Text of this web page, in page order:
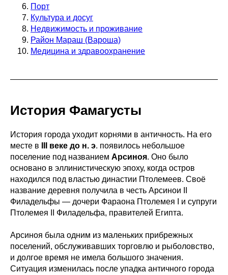
Порт
Культура и досуг
Недвижимость и проживание
Район Мараш (Вароша)
Медицина и здравоохранение
История Фамагусты
История города уходит корнями в античность. На его
месте в
III веке до н. э. появилось небольшое
поселение под названием Арсиноя. Оно было
основано в эллинистическую эпоху, когда остров
находился под властью династии Птолемеев. Своё
название деревня получила в честь Арсинои II
Филадельфы — дочери Фараона Птолемея I и супруги
Птолемея II Филадельфа, правителей Египта.
Арсиноя была одним из маленьких прибрежных
поселений, обслуживавших торговлю и рыболовство,
и долгое время не имела большого значения.
Ситуация изменилась после упадка античного города